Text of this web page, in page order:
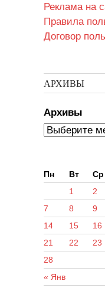
Реклама на
Правила
Договор
АРХИВЫ
Архивы
Пн
Вт Ср
« Янв
1 2
7
8 9
14
15 16
21
22 23
28